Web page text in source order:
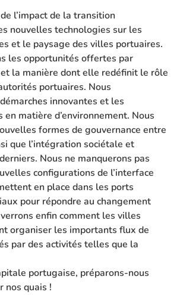
l’impact de la transition
nouvelles technologies sur les
et le paysage des villes portuaires.
les opportunités offertes par
et la manière dont elle redéfinit le rôle
portuaires. Nous
innovantes et les
en matière d’environnement. Nous
formes de gouvernance entre
que l’intégration sociétale et
Nous ne manquerons pas
configurations de l’interface
en place dans les ports
pour répondre au changement
enfin comment les villes
organiser les importants flux de
par des activités telles que la
portugaise, préparons-nous
nos quais !